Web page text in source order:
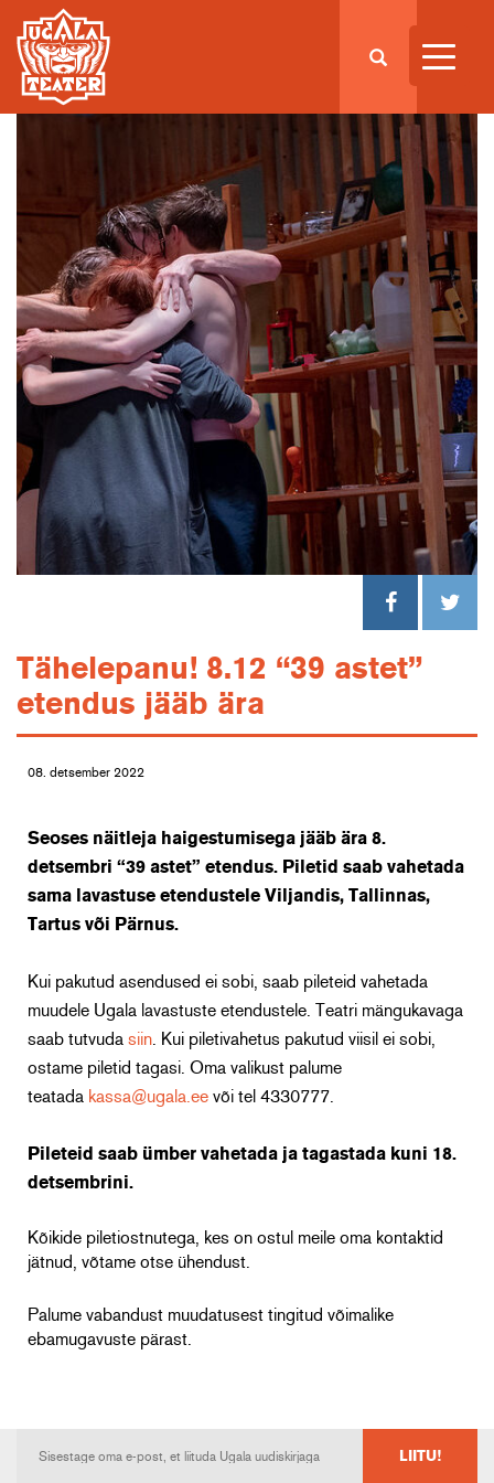
Tähelepanu! 8.12 “39 astet”
etendus jääb ära
08. detsember 2022
Seoses näitleja haigestumisega jääb ära 8.
detsembri “39 astet” etendus. Piletid saab vahetada
sama lavastuse etendustele Viljandis, Tallinnas,
Tartus või Pärnus.
Kui pakutud asendused ei sobi, saab pileteid vahetada
muudele Ugala lavastuste etendustele.
Teatri mängukavaga
saab tutvuda siin
Kui piletivahetus pakutud viisil ei sobi,
ostame piletid tagasi. Oma valikust palume
teatada kassa@ugala.ee või tel 4330777.
Pileteid saab ümber vahetada ja tagastada kuni 18.
detsembrini.
Kõikide piletiostnutega, kes on ostul meile oma kontaktid
jätnud, võtame otse ühendust.
Palume vabandust muudatusest tingitud võimalike
ebamugavuste pärast.
LIITU!